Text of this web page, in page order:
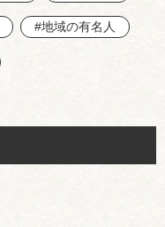
#地域の有名人